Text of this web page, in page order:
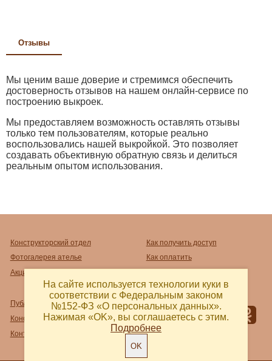
Отзывы
Мы ценим ваше доверие и стремимся обеспечить
достоверность отзывов на нашем онлайн-сервисе по
построению выкроек.
Мы предоставляем возможность оставлять отзывы
только тем пользователям, которые реально
воспользовались нашей выкройкой. Это позволяет
создавать объективную обратную связь и делиться
реальным опытом использования.
Конструкторский отдел
Фотогалерея ателье
Акции
Как получить доступ
Как оплатить
Публичный договор-оферта
Конфиденциальность
Контакты и реквизиты
На сайте используется технологии куки в
соответствии с Федеральным законом
№152-ФЗ «О персональных данных».
Нажимая «OK», вы соглашаетесь с этим.
Подробнее
OK